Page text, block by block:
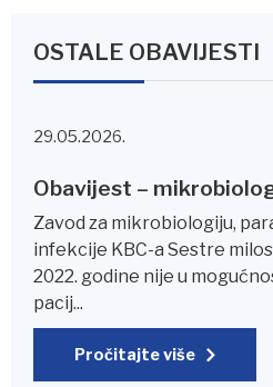
OSTALE OBAVIJESTI
29.05.2026.
Obavijest –
Zavod za mikrobiologiju,
infekcije KBC-a Sestre
2022. godine nije u
pacij...
Pročitajte više